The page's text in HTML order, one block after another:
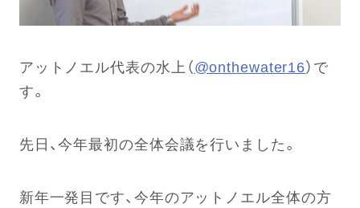
アットノエル代表の水上（@onthewater16）で
す。
先日、今年最初の全体会議を行いました。
新年一発目です、今年のアットノエル全体の方